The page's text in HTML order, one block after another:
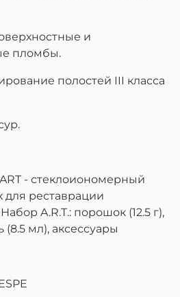
и
пломбы.
полостей III класса
- стеклоиономерный
для реставрации
A.R.T.: порошок (12.5 г),
(8.5 мл), аксессуары